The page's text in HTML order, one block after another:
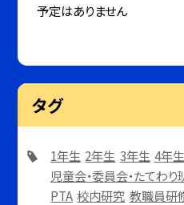
予定はありません
タグ
1年生 2年生 3年生 4年生
児童会・委員会・たてわり
PTA 校内研究 教職員研